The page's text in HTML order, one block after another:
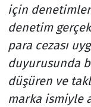
için
denetim
para cezası
duyurusunda
düşüren ve
marka ismiyle